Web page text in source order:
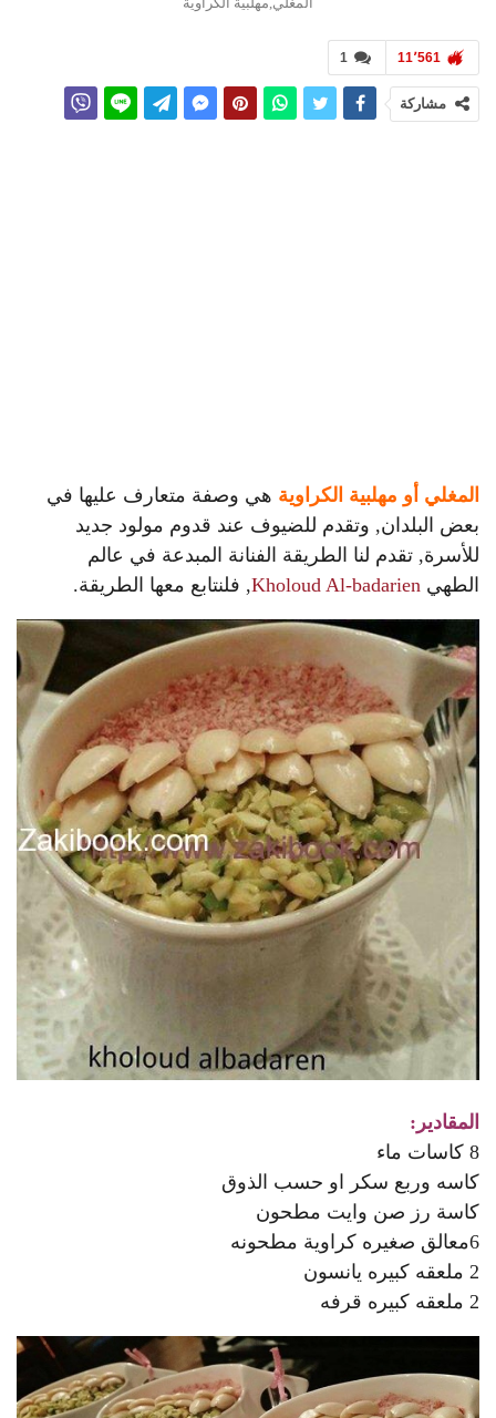
1 11٬561
مشاركة
المغلي أو مهلبية الكراوية هي وصفة متعارف عليها في
بعض البلدان, وتقدم للضيوف عند قدوم مولود جديد
للأسرة, تقدم لنا الطريقة الفنانة المبدعة في عالم
الطهي Kholoud Al-badarien, فلنتابع معها الطريقة.
المقادير:
8 كاسات ماء
كاسه وربع سكر او حسب الذوق
كاسة رز صن وايت مطحون
6معالق صغيره كراوية مطحونه
2 ملعقه كبيره يانسون
2 ملعقه كبيره قرفه